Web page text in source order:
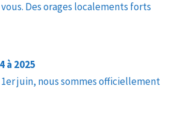
Des orages localements forts
à 2025
juin, nous sommes officiellement